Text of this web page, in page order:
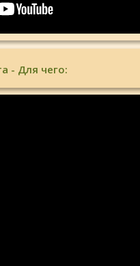
- Для чего: